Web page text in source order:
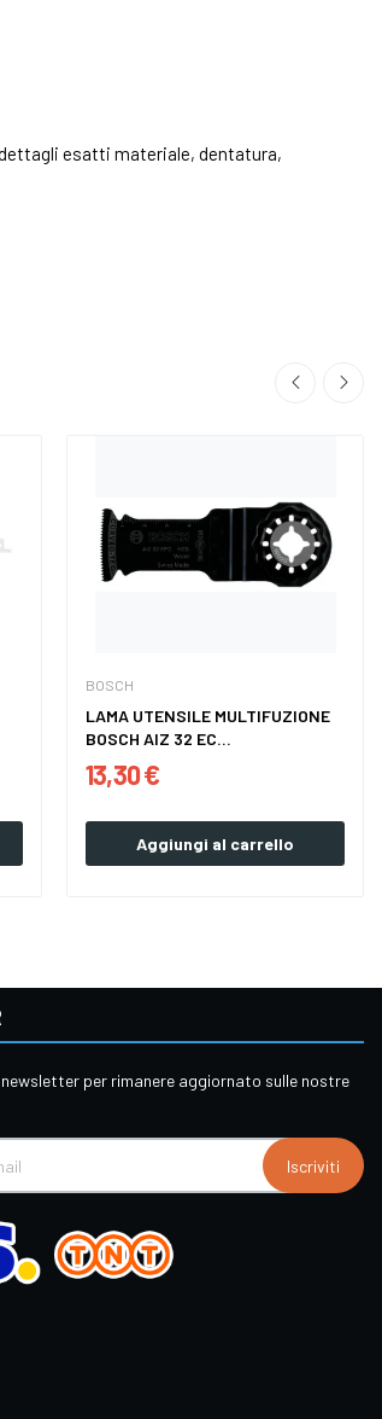
esatti materiale, dentatura,
BOSCH
LAMA UTENSILE MULTIFUZIONE
BOSCH AIZ 32 EC...
13,30 €
Aggiungi al carrello
per rimanere aggiornato sulle nostre
Iscriviti